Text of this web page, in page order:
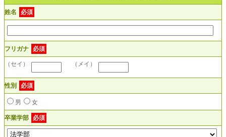
姓名 必須
フリガナ 必須
（セイ） （メイ）
性別 必須
男 女
卒業学部 必須